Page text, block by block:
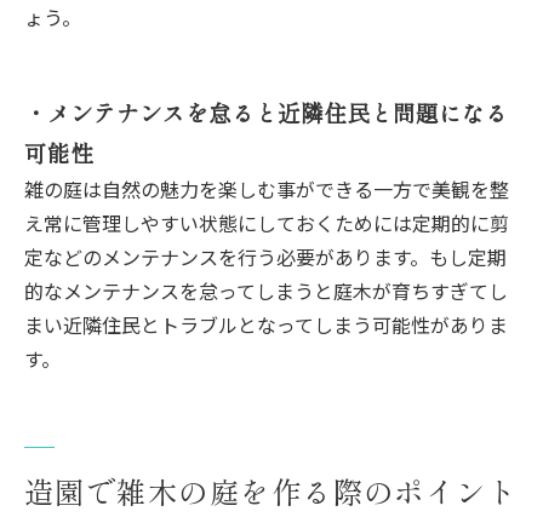
ょう。
・メンテナンスを怠ると近隣住民と問題になる
可能性
雑の庭は自然の魅力を楽しむ事ができる一方で美観を整
え常に管理しやすい状態にしておくためには定期的に剪
定などのメンテナンスを行う必要があります。もし定期
的なメンテナンスを怠ってしまうと庭木が育ちすぎてし
まい近隣住民とトラブルとなってしまう可能性がありま
す。
造園で雑木の庭を作る際のポイント